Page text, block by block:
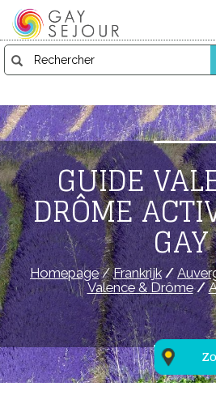
GUIDE
DRÔME
GAY
Homepage/Frankrijk/
Valence & Drôme/